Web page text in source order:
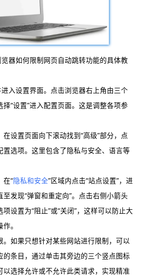
器如何限制网页自动跳转功能的具体教
入设置界面。点击浏览器右上角由三个
“设置”进入配置页面。这是调整各项参
设置页面向下滚动找到“高级”部分，点
置选项。这里包含了隐私与安全、语言等
在“隐私和安全”区域内点击“站点设置”，进
发现“弹窗和重定向”。点击右侧小箭头
设置为“阻止”或“关闭”，这样可以防止大
。
。如果只想针对某些网站进行限制，可以
的条目，通过单击其旁边的三个竖点图标
以选择允许或不允许此类请求，实现精准